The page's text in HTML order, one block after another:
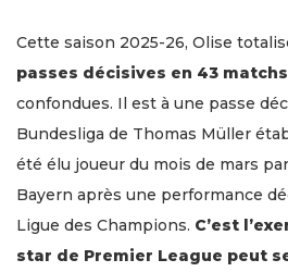
Cette saison 2025-26, Olise
passes décisives en 43 matchs
confondues. Il est à une passe
Bundesliga de Thomas Müller
été élu joueur du mois de mars
Bayern après une performance
Ligue des Champions. C’est
star de Premier League peut